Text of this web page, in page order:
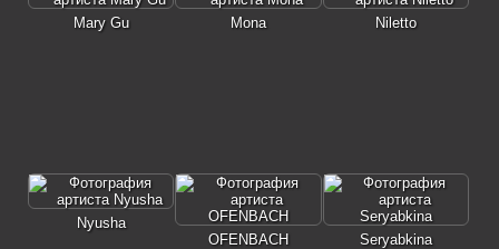
Mary Gu Mona Niletto
Nyusha
OFENBACH
Seryabkina